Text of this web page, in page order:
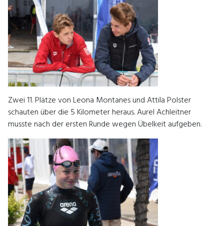
Zwei 11. Plätze von Leona Montanes und Attila Polster
schauten über die 5 Kilometer heraus. Aurel Achleitner
musste nach der ersten Runde wegen Übelkeit aufgeben.